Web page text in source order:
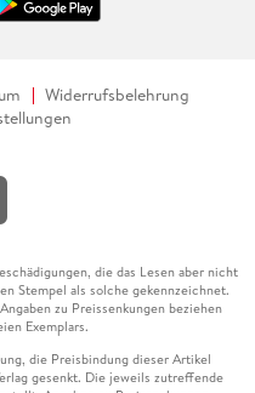
Widerrufsbelehrung
die das Lesen aber nicht
Stempel als solche gekennzeichnet.
zu Preissenkungen beziehen
Exemplars.
die Preisbindung dieser Artikel
gesenkt. Die jeweils zutreffende